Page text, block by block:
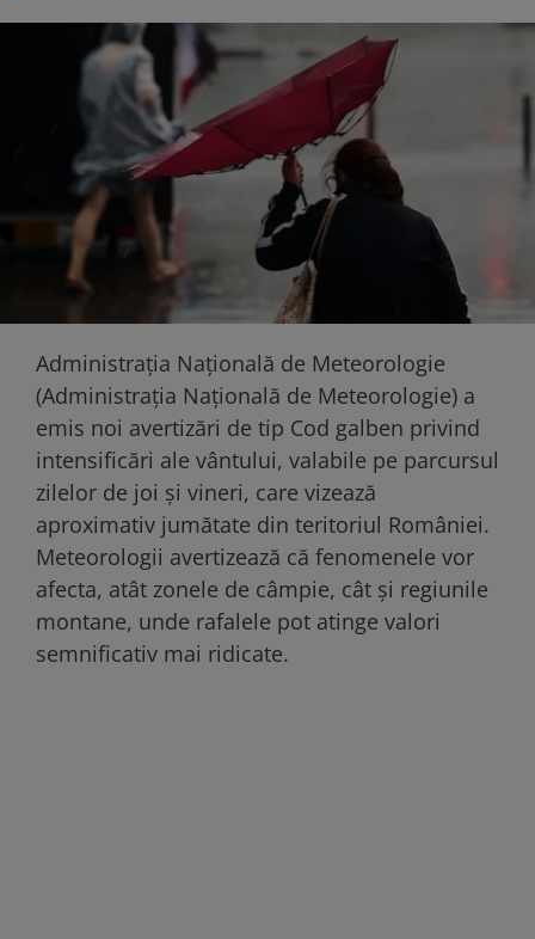
Administrația Națională de Meteorologie
(Administrația Națională de Meteorologie) a
emis noi avertizări de tip Cod galben privind
intensificări ale vântului, valabile pe parcursul
zilelor de joi și vineri, care vizează
aproximativ jumătate din teritoriul României.
Meteorologii avertizează că fenomenele vor
afecta, atât zonele de câmpie, cât și regiunile
montane, unde rafalele pot atinge valori
semnificativ mai ridicate.